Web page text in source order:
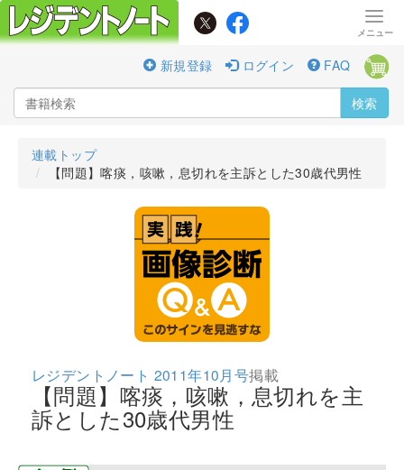
新規登録 ログイン FAQ
検索
連載トップ
【問題】喀痰，咳嗽，息切れを主訴とした30歳代男性
レジデントノート 2011年10月号掲載
【問題】喀痰，咳嗽，息切れを主
訴とした30歳代男性